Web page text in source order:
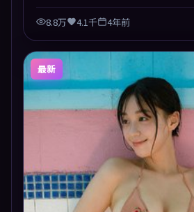
8.8万 4.1千 4年前
最新